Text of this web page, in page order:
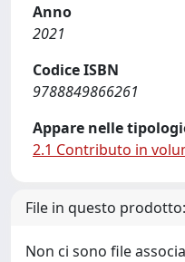
Anno
2021
Codice ISBN
9788849866261
Appare nelle
2.1 Contributo in
File in questo prodotto:
Non ci sono file